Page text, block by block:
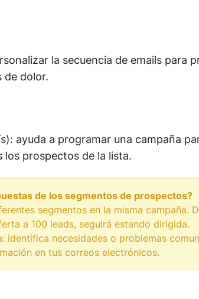
la secuencia de emails para
de dolor.
ayuda a programar una campaña
prospectos de la lista.
de los segmentos de prospectos?
segmentos en la misma campaña.
a 100 leads, seguirá estando dirigida.
identifica necesidades o problemas
en tus correos electrónicos.